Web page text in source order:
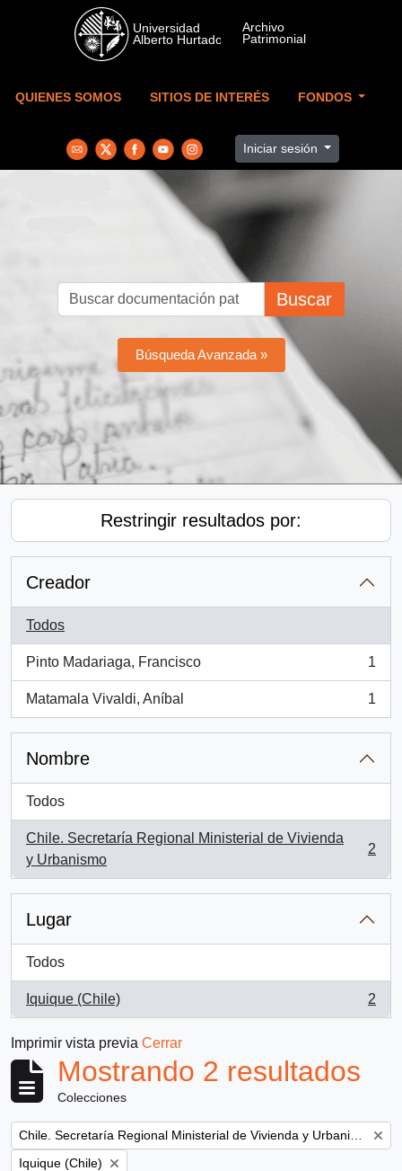
Skip to main content
QUIENES SOMOS SITIOS DE INTERÉS FONDOS
Iniciar sesión
Buscar
Búsqueda Avanzada »
Restringir resultados por:
Creador
Todos
Pinto Madariaga, Francisco
, 1 resultados
1
Matamala Vivaldi, Aníbal
, 1 resultados
1
Nombre
Todos
Chile. Secretaría Regional Ministerial de Vivienda
y Urbanismo
, 2 resultados
2
Lugar
Todos
Iquique (Chile)
, 2 resultados
2
Imprimir vista previa Cerrar
Mostrando 2 resultados
Colecciones
Remove filter:
Remove filter:
Iquique (Chile)